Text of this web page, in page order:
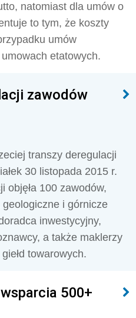
natomiast dla umów o
to tym, że koszty
umów
etatowych.
zawodów
transzy deregulacji
30 listopada 2015 r.
objęła 100 zawodów,
i górnicze
inwestycyjny,
a także maklerzy
towarowych.
500+